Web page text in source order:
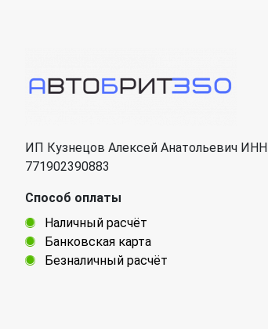
ИП Кузнецов Алексей Анатольевич ИНН
771902390883
Способ оплаты
Наличный расчёт
Банковская карта
Безналичный расчёт